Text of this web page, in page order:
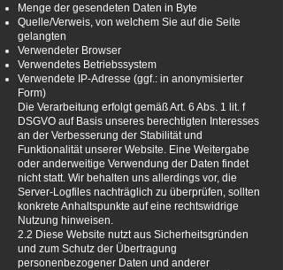
Menge der gesendeten Daten in Byte
Quelle/Verweis, von welchem Sie auf die Seite
gelangten
Verwendeter Browser
Verwendetes Betriebssystem
Verwendete IP-Adresse (ggf.: in anonymisierter
Form)
Die Verarbeitung erfolgt gemäß Art. 6 Abs. 1 lit. f
DSGVO auf Basis unseres berechtigten Interesses
an der Verbesserung der Stabilität und
Funktionalität unserer Website. Eine Weitergabe
oder anderweitige Verwendung der Daten findet
nicht statt. Wir behalten uns allerdings vor, die
Server-Logfiles nachträglich zu überprüfen, sollten
konkrete Anhaltspunkte auf eine rechtswidrige
Nutzung hinweisen.
2.2 Diese Website nutzt aus Sicherheitsgründen
und zum Schutz der Übertragung
personenbezogener Daten und anderer